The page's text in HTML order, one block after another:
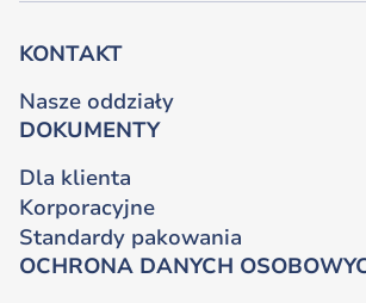
KONTAKT
Nasze oddziały
DOKUMENTY
Dla klienta
Korporacyjne
Standardy pakowania
OCHRONA DANYCH